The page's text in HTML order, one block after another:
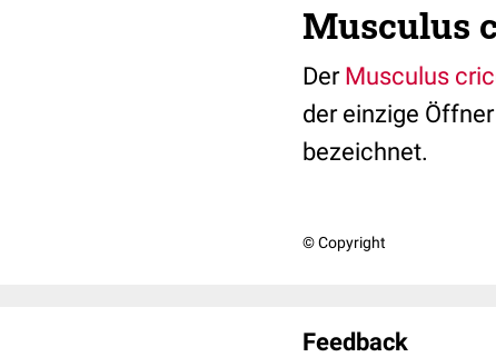
Musculus
Der Musculus
der einzige
bezeichnet.
© Copyright
Feedback